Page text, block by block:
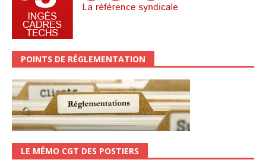
POINTS DE RÉGLEMENTATION
LE MÉMO CGT DES POSTIERS